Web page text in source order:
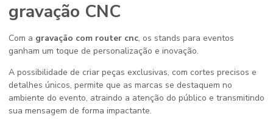
gravação CNC
Com a gravação com router cnc, os stands para eventos
ganham um toque de personalização e inovação.
A possibilidade de criar peças exclusivas, com cortes precisos e
detalhes únicos, permite que as marcas se destaquem no
ambiente do evento, atraindo a atenção do público e transmitindo
sua mensagem de forma impactante.